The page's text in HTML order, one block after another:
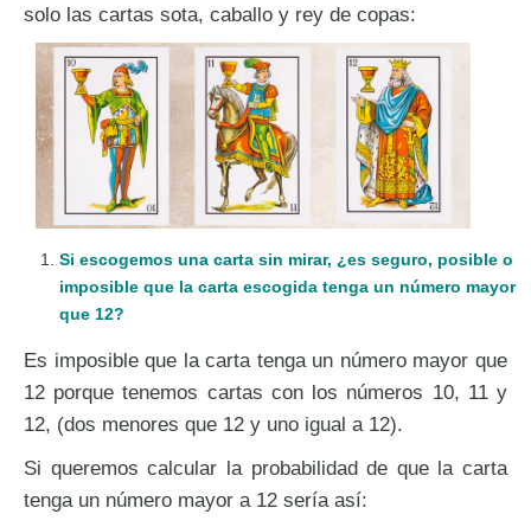
solo las cartas sota, caballo y rey de copas:
Si escogemos una carta sin mirar, ¿es seguro, posible o
imposible que la carta escogida tenga un número mayor
que 12?
Es imposible que la carta tenga un número mayor que
12 porque tenemos cartas con los números 10, 11 y
12, (dos menores que 12 y uno igual a 12).
Si queremos calcular la probabilidad de que la carta
tenga un número mayor a 12 sería así: